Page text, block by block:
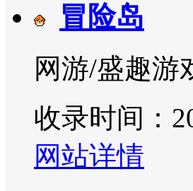
冒险岛
网游/盛趣游
收录时间：
网站详情